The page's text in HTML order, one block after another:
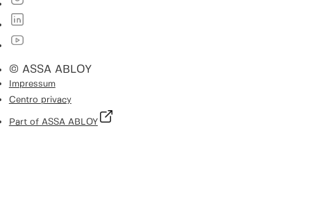
© ASSA ABLOY
Impressum
Centro privacy
Part of ASSA ABLOY